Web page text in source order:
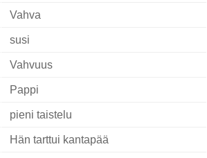
Vahva
susi
Vahvuus
Pappi
pieni taistelu
Hän tarttui kantapää